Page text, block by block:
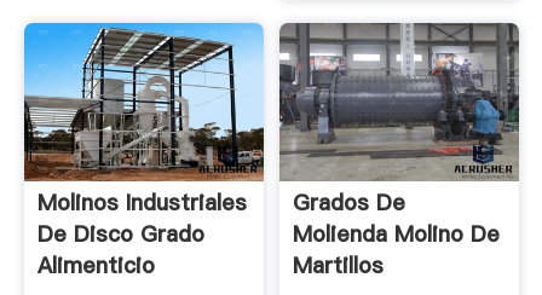
Molinos Industriales
De Disco Grado
Alimenticio
Grados De
Molienda Molino De
Martillos